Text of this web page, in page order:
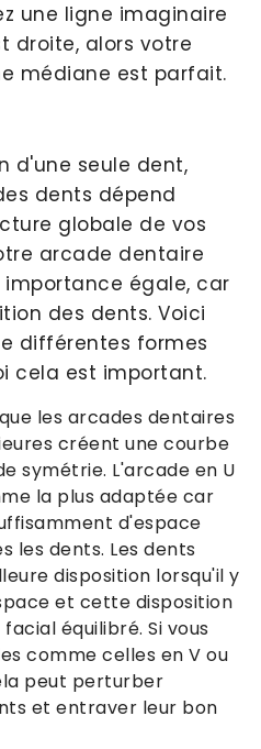
une ligne imaginaire
droite, alors votre
médiane est parfait.
d'une seule dent,
dents dépend
globale de vos
arcade dentaire
égale, car
des dents. Voici
différentes formes
cela est important.
les arcades dentaires
créent une courbe
symétrie. L'arcade en U
la plus adaptée car
d'espace
les dents. Les dents
disposition lorsqu'il y
et cette disposition
équilibré. Si vous
comme celles en V ou
peut perturber
et entraver leur bon